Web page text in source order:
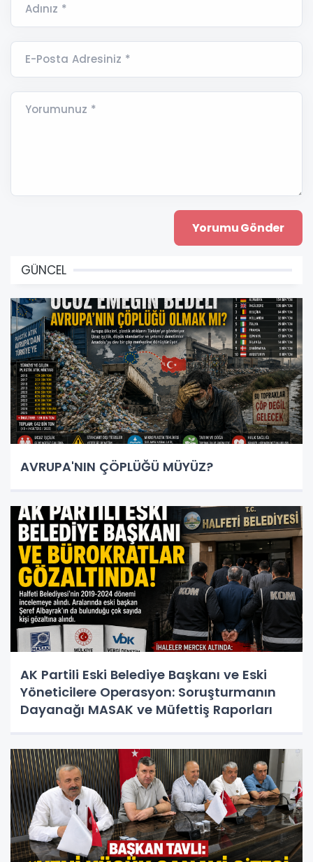
Adınız *
E-Posta Adresiniz *
Yorumunuz *
GÜNCEL
AVRUPA'NIN ÇÖPLÜĞÜ MÜYÜZ?
AK Partili Eski Belediye Başkanı ve Eski
Yöneticilere Operasyon: Soruşturmanın
Dayanağı MASAK ve Müfettiş Raporları